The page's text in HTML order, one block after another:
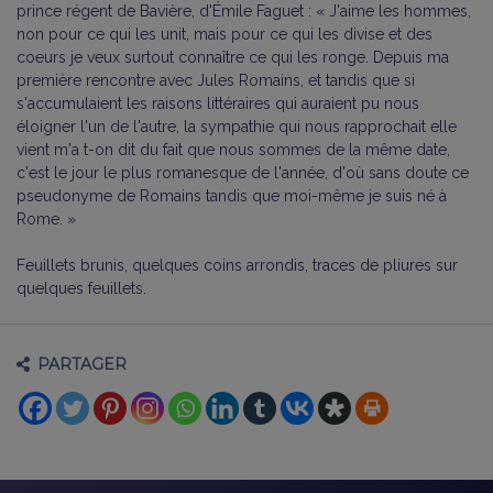
prince régent de Bavière, d'Émile Faguet : « J'aime les hommes,
non pour ce qui les unit, mais pour ce qui les divise et des
coeurs je veux surtout connaître ce qui les ronge. Depuis ma
première rencontre avec Jules Romains, et tandis que si
s'accumulaient les raisons littéraires qui auraient pu nous
éloigner l'un de l'autre, la sympathie qui nous rapprochait elle
vient m'a t-on dit du fait que nous sommes de la même date,
c'est le jour le plus romanesque de l'année, d'où sans doute ce
pseudonyme de Romains tandis que moi-même je suis né à
Rome. »
Feuillets brunis, quelques coins arrondis, traces de pliures sur
quelques feuillets.
PARTAGER